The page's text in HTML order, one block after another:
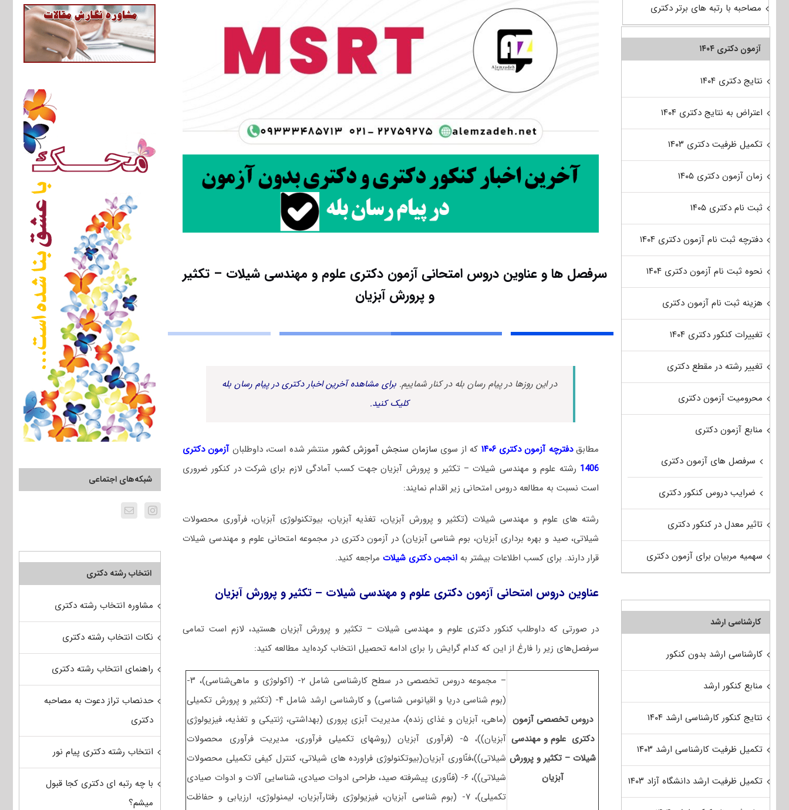
سرفصل ها و عناوین دروس امتحانی آزمون دکتری علوم و مهندسی شیلات – تکثیر
و پرورش آبزیان
در این روزها در پیام رسان بله در کنار شماییم. برای مشاهده آخرین اخبار دکتری در پیام رسان بله
کلیک کنید.
مطابق دفترچه آزمون دکتری ۱۴۰۶ که از سوی سازمان سنجش آموزش کشور منتشر شده است، داوطلبان آزمون دکتری
1406 رشته علوم و مهندسی شیلات – تکثیر و پرورش آبزیان جهت کسب آمادگی لازم برای شرکت در کنکور ضروری
است نسبت به مطالعه دروس امتحانی زیر اقدام نمایند:
رشته‌ های علوم و مهندسی شیلات (تکثیر و پرورش آبزیان، تغذیه آبزیان، بیوتکنولوژی آبزیان، فرآوری محصولات
شیلاتی، صید و بهره برداری آبزیان، بوم شناسی آبزیان) در آزمون دکتری در مجموعه امتحانی علوم و مهندسی شیلات
قرار دارند. برای کسب اطلاعات بیشتر به انجمن دکتری شیلاتمراجعه کنید.
عناوین دروس امتحانی آزمون دکتری علوم و مهندسی شیلات – تکثیر و پرورش آبزیان
در صورتی که داوطلب کنکور دکتری علوم و مهندسی شیلات – تکثیر و پرورش آبزیان هستید، لازم است تمامی
سرفصل‌های زیر را فارغ از این که کدام گرایش را برای ادامه تحصیل انتخاب کرده‌اید مطالعه کنید:
دروس تخصصی آزمون
دکتری علوم و مهندسی
شیلات – تکثیر و پرورش
آبزیان
– مجموعه دروس تخصصی در سطح کارشناسی شامل ۲- (اکولوژی و ماهی‌شناسی)، ۳-
(بوم شناسی دریا و اقیانوس شناسی) و کارشناسی ارشد شامل ۴- (تکثیر و پرورش تکمیلی
(ماهی، آبزیان و غذای زنده)، مدیریت آبزی پروری (بهداشتی، ژنتیکی و تغذیه، فیزیولوژی
آبزیان))، ۵- (فرآوری آبزیان (روشهای تکمیلی فرآوری، مدیریت فرآوری محصولات
شیلاتی))،فنّاوری آبزیان(بیوتکنولوژی فراورده های شیلاتی، کنترل کیفی تکمیلی محصولات
شیلاتی))، ۶- (فنّاوری پیشرفته صید، طراحی ادوات صیادی، شناسایی آلات و ادوات صیادی
تکمیلی)، ۷- (بوم شناسی آبزیان، فیزیولوژی رفتارآبزیان، لیمنولوژی، ارزیابی و حفاظت
شبکه‌های اجتماعی
انتخاب رشته دکتری
مشاوره انتخاب رشته دکتری
نکات انتخاب رشته دکتری
راهنمای انتخاب رشته دکتری
حدنصاب تراز دعوت به مصاحبه
دکتری
انتخاب رشته دکتری پیام نور
با چه رتبه ای دکتری کجا قبول
میشم؟
مصاحبه با رتبه های برتر دکتری
آزمون دکتری ۱۴۰۴
نتایج دکتری ۱۴۰۴
اعتراض به نتایج دکتری ۱۴۰۴
تکمیل ظرفیت دکتری ۱۴۰۳
زمان آزمون دکتری ۱۴۰۵
ثبت نام دکتری ۱۴۰۵
دفترچه ثبت نام آزمون دکتری ۱۴۰۴
نحوه ثبت نام آزمون دکتری ۱۴۰۴
هزینه ثبت نام آزمون دکتری
تغییرات کنکور دکتری ۱۴۰۴
تغییر رشته در مقطع دکتری
محرومیت آزمون دکتری
منابع آزمون دکتری
سرفصل های آزمون دکتری
ضرایب دروس کنکور دکتری
تاثیر معدل در کنکور دکتری
سهمیه مربیان برای آزمون دکتری
کارشناسی ارشد
کارشناسی ارشد بدون کنکور
منابع کنکور ارشد
نتایج کنکور کارشناسی ارشد ۱۴۰۴
تکمیل ظرفیت کارشناسی ارشد ۱۴۰۳
تکمیل ظرفیت ارشد دانشگاه آزاد ۱۴۰۳